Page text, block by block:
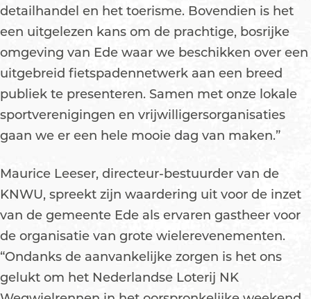
detailhandel en het toerisme. Bovendien is het
een uitgelezen kans om de prachtige, bosrijke
omgeving van Ede waar we beschikken over een
uitgebreid fietspadennetwerk aan een breed
publiek te presenteren. Samen met onze lokale
sportverenigingen en vrijwilligersorganisaties
gaan we er een hele mooie dag van maken.”
Maurice Leeser, directeur-bestuurder van de
KNWU, spreekt zijn waardering uit voor de inzet
van de gemeente Ede als ervaren gastheer voor
de organisatie van grote wielerevenementen.
“Ondanks de aanvankelijke zorgen is het ons
gelukt om het Nederlandse Loterij NK